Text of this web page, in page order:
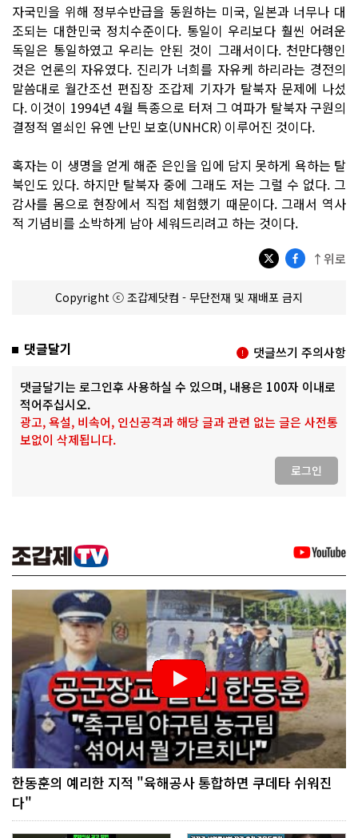
자국민을 위해 정부수반급을 동원하는 미국, 일본과 너무나 대
조되는 대한민국 정치수준이다. 통일이 우리보다 훨씬 어려운
독일은 통일하였고 우리는 안된 것이 그래서이다. 천만다행인
것은 언론의 자유였다. 진리가 너희를 자유케 하리라는 경전의
말씀대로 월간조선 편집장 조갑제 기자가 탈북자 문제에 나섰
다. 이것이 1994년 4월 특종으로 터져 그 여파가 탈북자 구원의
결정적 열쇠인 유엔 난민 보호(UNHCR) 이루어진 것이다.
혹자는 이 생명을 얻게 해준 은인을 입에 담지 못하게 욕하는 탈
북인도 있다. 하지만 탈북자 중에 그래도 저는 그럴 수 없다. 그
감사를 몸으로 현장에서 직접 체험했기 때문이다. 그래서 역사
적 기념비를 소박하게 남아 세워드리려고 하는 것이다.
↑위로
Copyright ⓒ 조갑제닷컴 - 무단전재 및 재배포 금지
댓글달기 댓글쓰기 주의사항
댓글달기는 로그인후 사용하실 수 있으며, 내용은 100자 이내로
적어주십시오.
광고, 욕설, 비속어, 인신공격과 해당 글과 관련 없는 글은 사전통
보없이 삭제됩니다.
로그인
한동훈의 예리한 지적 "육해공사 통합하면 쿠데타 쉬워진
다"